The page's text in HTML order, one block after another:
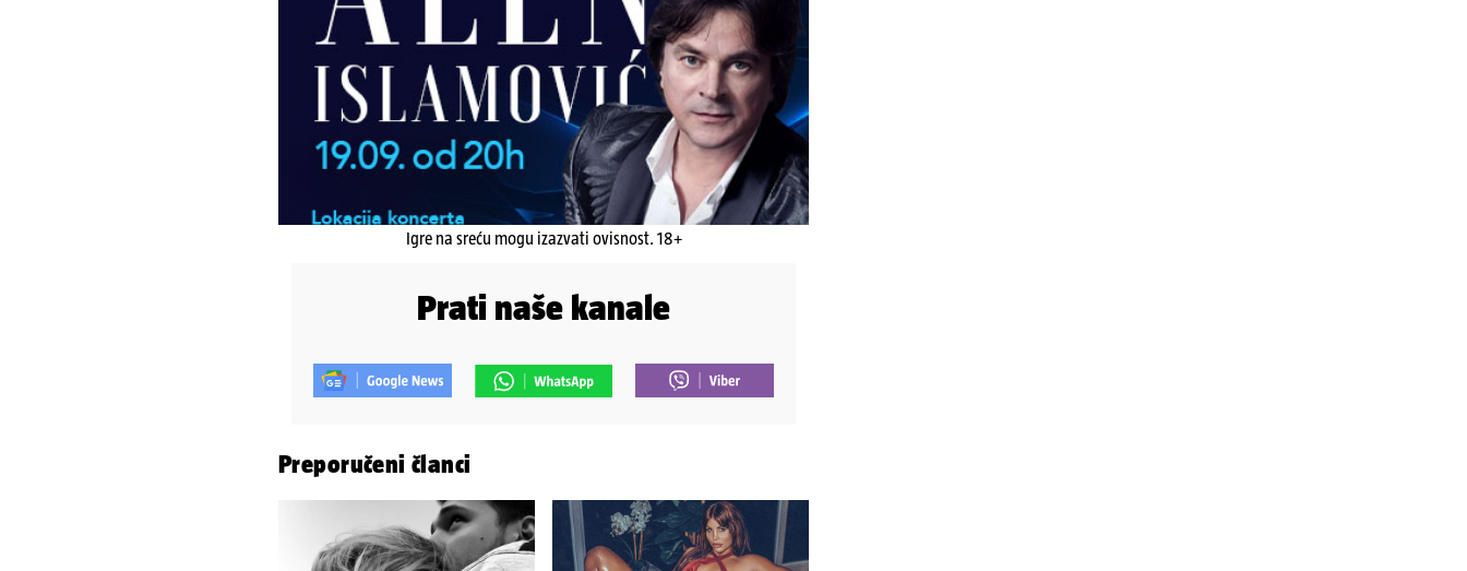
Igre na sreću mogu izazvati ovisnost. 18+
Prati naše kanale
Preporučeni članci